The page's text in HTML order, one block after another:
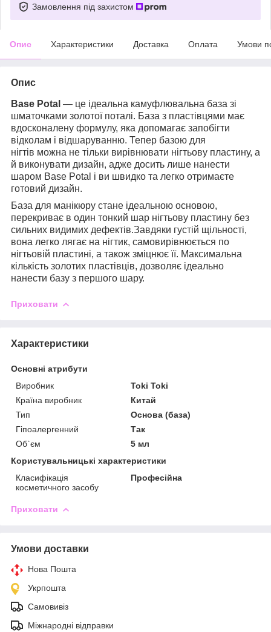
Замовлення під захистом
Опис Характеристики Доставка Оплата Умови
Опис
Base Potal — це ідеальна камуфлювальна база зі
шматочками золотої поталі. База з пластівцями має
вдосконалену формулу, яка допомагає запобігти
відколам і відшаруванню. Тепер базою для
нігтів можна не тільки вирівнювати нігтьову пластину, а
й виконувати дизайн, адже досить лише нанести
шаром Base Potal і ви швидко та легко отримаєте
готовий дизайн.
База для манікюру стане ідеальною основою,
перекриває в один тонкий шар нігтьову пластину без
сильних видимих дефектів.Завдяки густій щільності,
вона легко лягає на нігтик, самовирівнюється по
нігтьовій пластині, а також зміцнює її. Максимальна
кількість золотих пластівців, дозволяє ідеально
нанести базу з першого шару.
Приховати
Характеристики
Основні атрибути
Виробник
Toki Toki
Країна виробник
Китай
Тип
Основа (база)
Гіпоалергенний
Так
Об`єм
5 мл
Користувальницькі характеристики
Класифікація
косметичного засобу
Професійна
Приховати
Умови доставки
Нова Пошта
Укрпошта
Самовивіз
Міжнародні відправки